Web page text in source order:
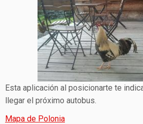
Esta aplicación al posicionarte te
llegar el próximo autobus.
Mapa de Polonia